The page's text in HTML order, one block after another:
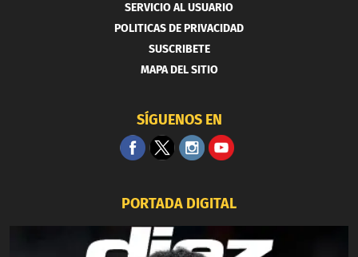
SERVICIO AL USUARIO
POLITICAS DE PRIVACIDAD
SUSCRIBETE
MAPA DEL SITIO
SÍGUENOS EN
PORTADA DIGITAL